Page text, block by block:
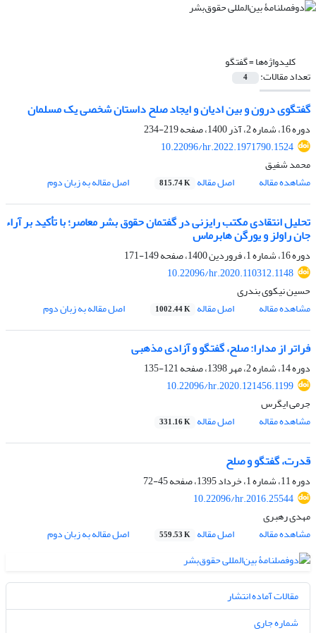
کلیدواژه‌ها =گفتگو
تعداد مقالات: 4
گفتگوی درون و بین ادیان و ایجاد صلح داستان شخصی یک مسلمان
دوره 16، شماره 2، آذر 1400، صفحه
219-234
10.22096/hr.2022.1971790.1524
محمد شفیق
مشاهده مقاله
اصل مقاله 815.74 K اصل مقاله به زبان دوم
تحلیل انتقادی مکتب رایزنی در گفتمان حقوق بشر معاصر؛ با تأکید بر آراء
جان راولز و یورگن هابرماس
دوره 16، شماره 1، فروردین 1400، صفحه
149-171
10.22096/hr.2020.110312.1148
حسین نیکوی بندری
مشاهده مقاله
اصل مقاله 1002.44 K اصل مقاله به زبان دوم
فراتر از مدارا: صلح، گفتگو و آزادی مذهبی
دوره 14، شماره 2، مهر 1398، صفحه
121-135
10.22096/hr.2020.121456.1199
جرمی ایگرس
مشاهده مقاله
اصل مقاله 331.16 K
قدرت، گفتگو و صلح
دوره 11، شماره 1، خرداد 1395، صفحه
45-72
10.22096/hr.2016.25544
مهدی رهبری
مشاهده مقاله
اصل مقاله 559.53 K اصل مقاله به زبان دوم
مقالات آماده انتشار
شماره جاری